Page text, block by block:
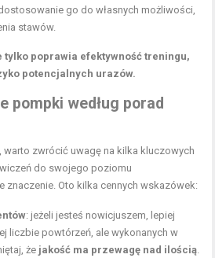
go do własnych możliwości,
stawów.
tylko poprawia efektywność treningu,
potencjalnych urazów.
pompki według porad
zwrócić uwagę na kilka kluczowych
do swojego poziomu
znaczenie. Oto kilka cennych wskazówek:
: jeżeli jesteś nowicjuszem, lepiej
liczbie powtórzeń, ale wykonanych w
że jakość ma przewagę nad ilością.